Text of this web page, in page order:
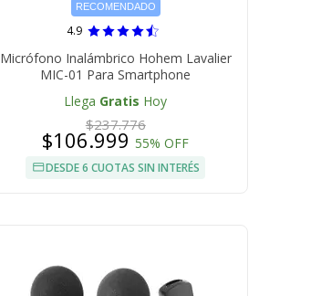
RECOMENDADO
4.9
Micrófono Inalámbrico Hohem Lavalier
MIC-01 Para Smartphone
Llega Gratis Hoy
$237.776
$106.99955% OFF
DESDE 6 CUOTAS SIN INTERÉS